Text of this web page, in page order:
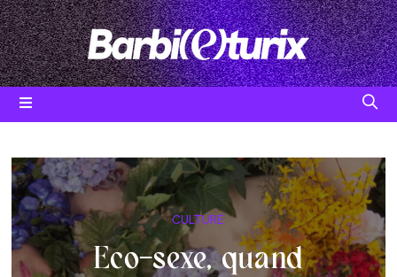
Skip
to
content
Post
category:
CULTURE
Eco-sexe, quand